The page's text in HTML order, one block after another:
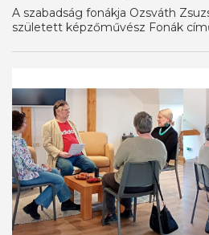
A szabadság fonákja Ozsváth
született képzőművész Fonák